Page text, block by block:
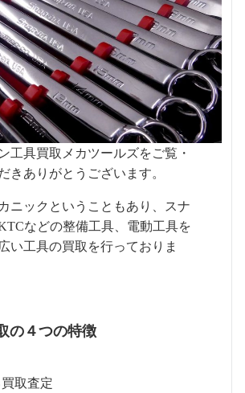
工具買取メカツールズをご覧・
きありがとうございます。
ニックということもあり、スナ
などの整備工具、電動工具を
い工具の買取を行っておりま
の４つの特徴
取査定